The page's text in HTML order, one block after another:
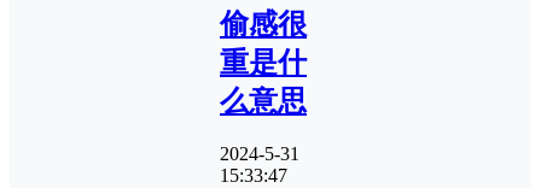
偷感很
重是什
么意思
2024-5-31
15:33:47